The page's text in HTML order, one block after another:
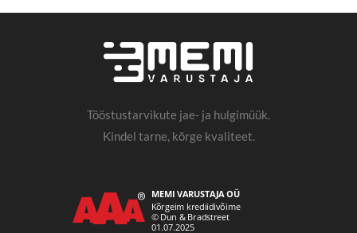
Tööstustarvikute jae- ja hulgimüük.
Kindel tarne, kõrge kvaliteet.